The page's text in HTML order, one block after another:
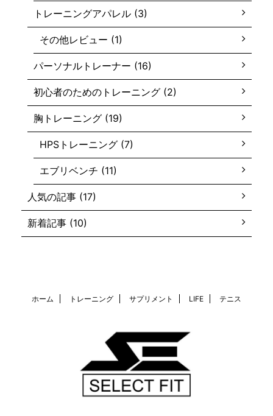
トレーニングアパレル (3)
その他レビュー (1)
パーソナルトレーナー (16)
初心者のためのトレーニング (2)
胸トレーニング (19)
HPSトレーニング (7)
エブリベンチ (11)
人気の記事 (17)
新着記事 (10)
ホーム トレーニング サプリメント LIFE テニス